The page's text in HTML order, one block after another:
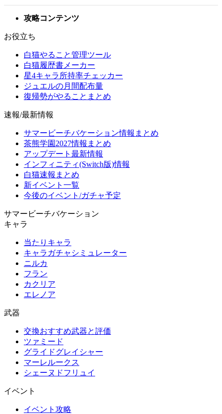
攻略コンテンツ
お役立ち
白猫やること管理ツール
白猫履歴書メーカー
星4キャラ所持率チェッカー
ジュエルの月間配布量
復帰勢がやることまとめ
速報/最新情報
サマービーチバケーション情報まとめ
茶熊学園2027情報まとめ
アップデート最新情報
インフィニティ(Switch版)情報
白猫速報まとめ
新イベント一覧
今後のイベント/ガチャ予定
サマービーチバケーション
キャラ
当たりキャラ
キャラガチャシミュレーター
ニルカ
フラン
カクリア
エレノア
武器
交換おすすめ武器と評価
ツァミード
グライドグレイシャー
マーレルークス
シェーヌドフリュイ
イベント
イベント攻略